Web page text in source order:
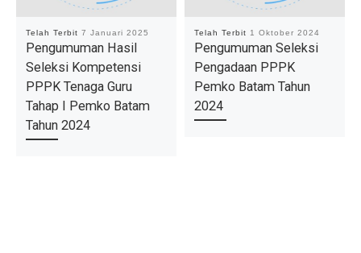
Telah Terbit 7 Januari 2025
Pengumuman Hasil
Seleksi Kompetensi
PPPK Tenaga Guru
Tahap I Pemko Batam
Tahun 2024
Telah Terbit 1 Oktober 2024
Pengumuman Seleksi
Pengadaan PPPK
Pemko Batam Tahun
2024